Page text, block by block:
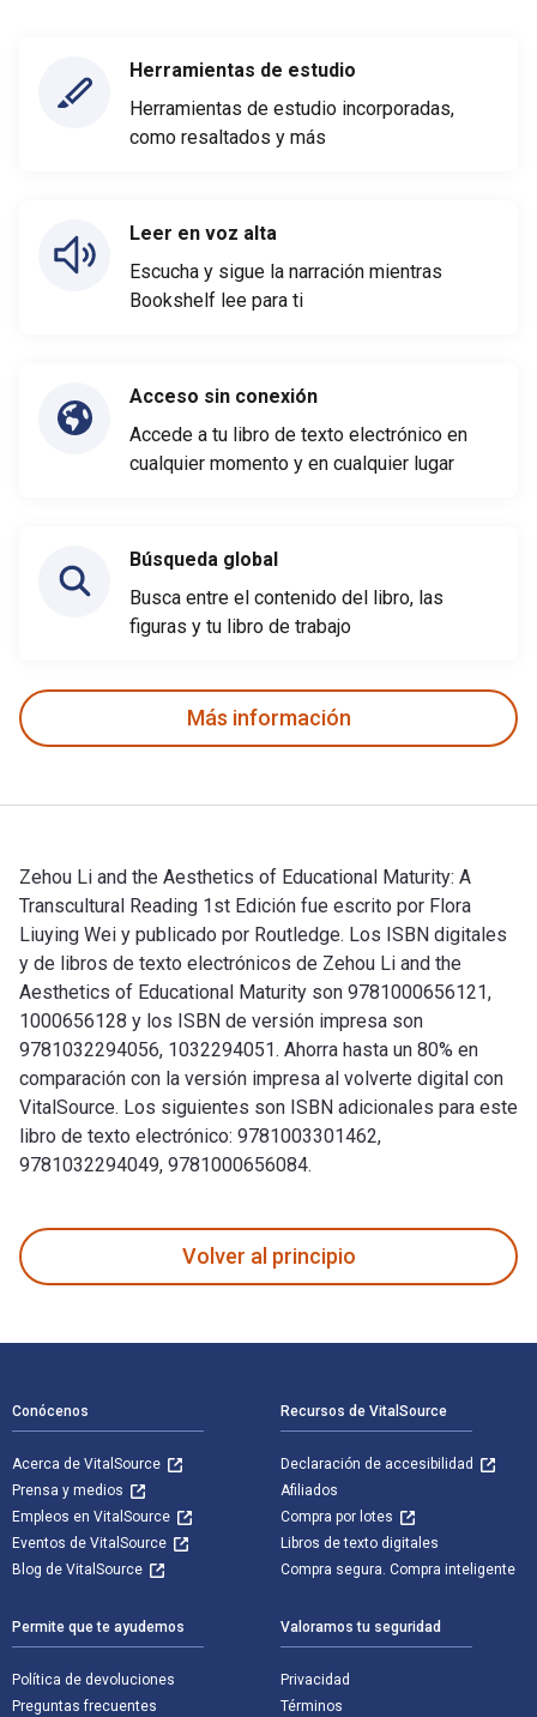
Herramientas de estudio
Herramientas de estudio incorporadas,
como resaltados y más
Leer en voz alta
Escucha y sigue la narración mientras
Bookshelf lee para ti
Acceso sin conexión
Accede a tu libro de texto electrónico en
cualquier momento y en cualquier lugar
Búsqueda global
Busca entre el contenido del libro, las
figuras y tu libro de trabajo
Más información
Zehou Li and the Aesthetics of Educational Maturity: A
Transcultural Reading 1st Edición fue escrito por Flora
Liuying Wei y publicado por Routledge. Los ISBN digitales
y de libros de texto electrónicos de Zehou Li and the
Aesthetics of Educational Maturity son 9781000656121,
1000656128 y los ISBN de versión impresa son
9781032294056, 1032294051. Ahorra hasta un 80% en
comparación con la versión impresa al volverte digital con
VitalSource. Los siguientes son ISBN adicionales para este
libro de texto electrónico: 9781003301462,
9781032294049, 9781000656084.
Volver al principio
Conócenos
Acerca de VitalSource
Prensa y medios
Empleos en VitalSource
Eventos de VitalSource
Blog de VitalSource
Recursos de VitalSource
Declaración de accesibilidad
Afiliados
Compra por lotes
Libros de texto digitales
Compra segura. Compra inteligente
Permite que te ayudemos
Política de devoluciones
Preguntas frecuentes
Valoramos tu seguridad
Privacidad
Términos